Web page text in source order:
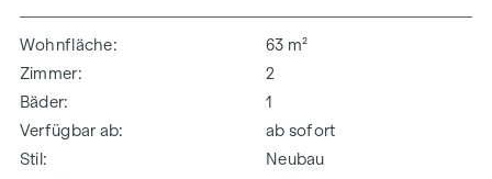
Wohnfläche
63 m²
Zimmer
2
Bäder
1
Verfügbar ab
ab sofort
Stil
Neubau